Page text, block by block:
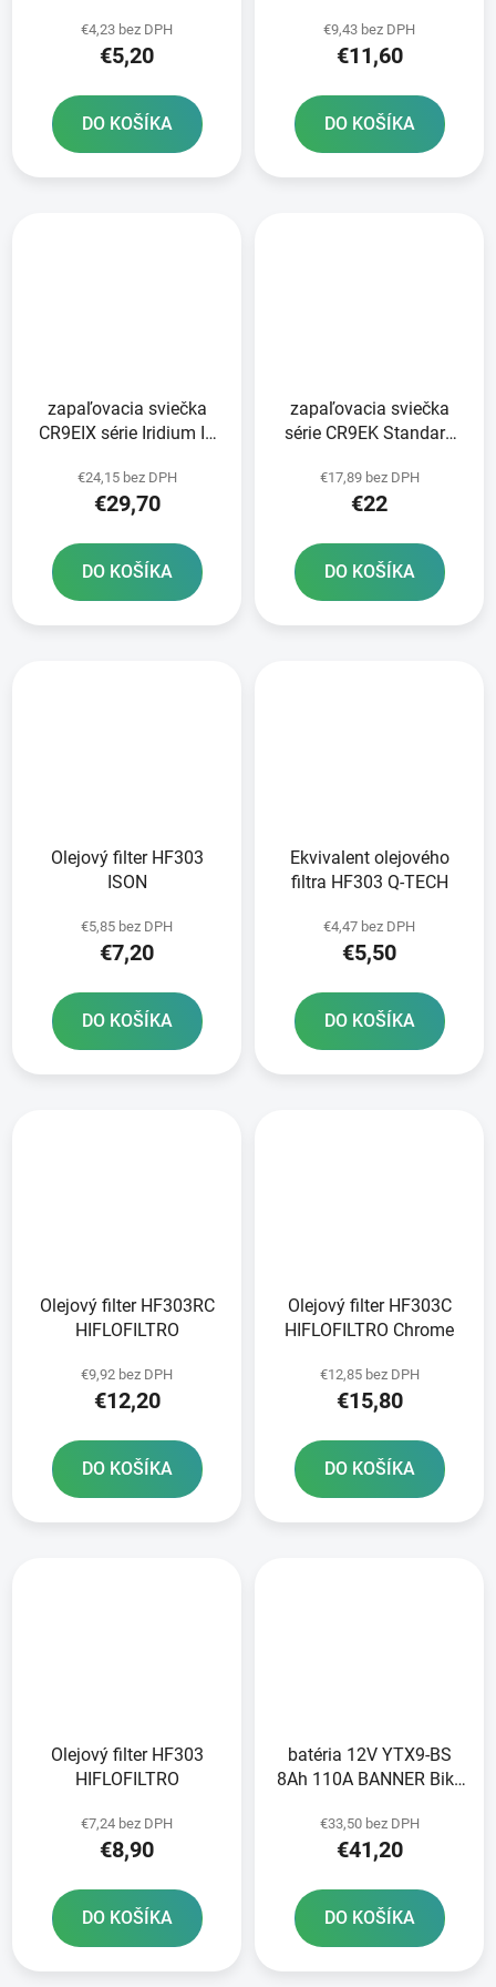
€4,23 bez DPH
€5,20
DO KOŠÍKA
republika
€9,43 bez DPH
€11,60
DO KOŠÍKA
zapaľovacia sviečka
CR9EIX série Iridium IX
€24,15 bez DPH
€29,70
DO KOŠÍKA
zapaľovacia sviečka
série CR9EK Standard
€17,89 bez DPH
€22
DO KOŠÍKA
Olejový filter HF303
ISON
€5,85 bez DPH
€7,20
DO KOŠÍKA
Ekvivalent olejového
filtra HF303 Q-TECH
€4,47 bez DPH
€5,50
DO KOŠÍKA
Olejový filter HF303RC
HIFLOFILTRO
€9,92 bez DPH
€12,20
DO KOŠÍKA
Olejový filter HF303C
HIFLOFILTRO Chrome
€12,85 bez DPH
€15,80
DO KOŠÍKA
Olejový filter HF303
HIFLOFILTRO
€7,24 bez DPH
€8,90
DO KOŠÍKA
batéria 12V YTX9-BS
8Ah 110A BANNER Bike
€33,50 bez DPH
€41,20
DO KOŠÍKA